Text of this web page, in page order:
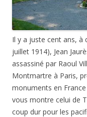
Il y a juste cent ans, à
juillet 1914), Jean
assassiné par Raoul
Montmartre à Paris,
monuments en
vous montre celui de
coup dur pour les